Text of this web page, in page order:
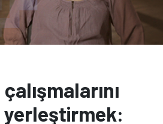
yerleştirmek: